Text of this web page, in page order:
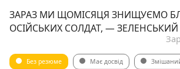
️ЗАРАЗ МИ ЩОМІСЯЦЯ ЗНИЩУЄМО
ОСІЙСЬКИХ СОЛДАТ, — ЗЕЛЕНСЬКИЙ
Без резюме Має досвід